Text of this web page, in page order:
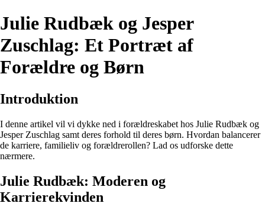
Julie Rudbæk og Jesper
Zuschlag: Et Portræt af
Forældre og Børn
Introduktion
I denne artikel vil vi dykke ned i forældreskabet hos Julie Rudbæk og
Jesper Zuschlag samt deres forhold til deres børn. Hvordan balancerer
de karriere, familieliv og forældrerollen? Lad os udforske dette
nærmere.
Julie Rudbæk: Moderen og
Karrierekvinden